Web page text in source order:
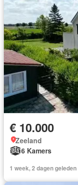
€ 10.000
Zeeland
6 Kamers
1 week, 2 dagen